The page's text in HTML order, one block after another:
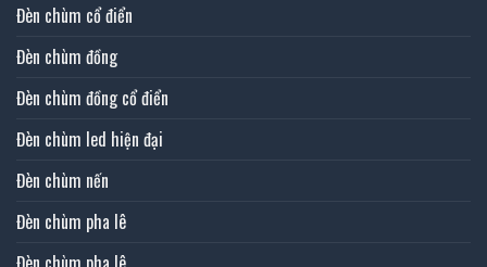
Đèn chùm cổ điển
Đèn chùm đồng
Đèn chùm đồng cổ điển
Đèn chùm led hiện đại
Đèn chùm nến
Đèn chùm pha lê